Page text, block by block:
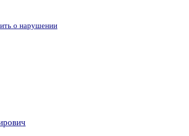
о нарушении